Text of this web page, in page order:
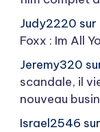
Judy2220 sur
Foxx : Im All
Jeremy320
scandale, il
nouveau
Israel2546 sur